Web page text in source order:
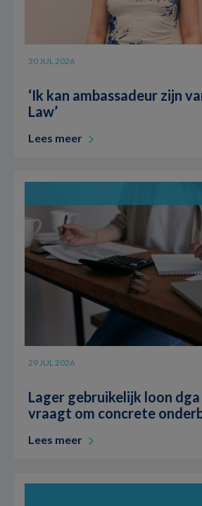
30 JUL 2026
‘Ik kan ambassadeur zijn
Law’
Lees meer
29 JUL 2026
Lager gebruikelijk loon
vraagt om concrete
Lees meer